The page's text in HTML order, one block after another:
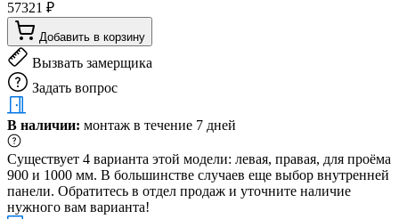
57321 ₽
Добавить в корзину
Вызвать замерщика
Задать вопрос
В наличии: монтаж в течение 7 дней
Существует 4 варианта этой модели: левая, правая, для проёма
900 и 1000 мм. В большинстве случаев еще выбор внутренней
панели. Обратитесь в отдел продаж и уточните наличие
нужного вам варианта!